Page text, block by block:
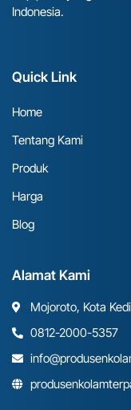
Indonesia.
Quick Link
Home
Tentang Kami
Produk
Harga
Blog
Alamat Kami
Mojoroto, Kota
0812-2000-5357